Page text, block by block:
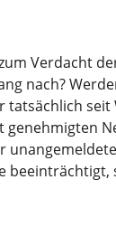
Verdacht
nach?